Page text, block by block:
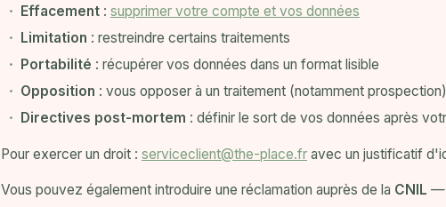
Effacement : supprimer votre compte et vos données
Limitation : restreindre certains traitements
Portabilité : récupérer vos données dans un format lisible
Opposition : vous opposer à un traitement (notamment prospection)
Directives post-mortem : définir le sort de vos données après
Pour exercer un droit : serviceclient@the-place.fr avec un justificatif
Vous pouvez également introduire une réclamation auprès de la CNIL